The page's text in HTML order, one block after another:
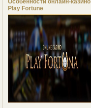
Особенности онлайн-казино
Play Fortune